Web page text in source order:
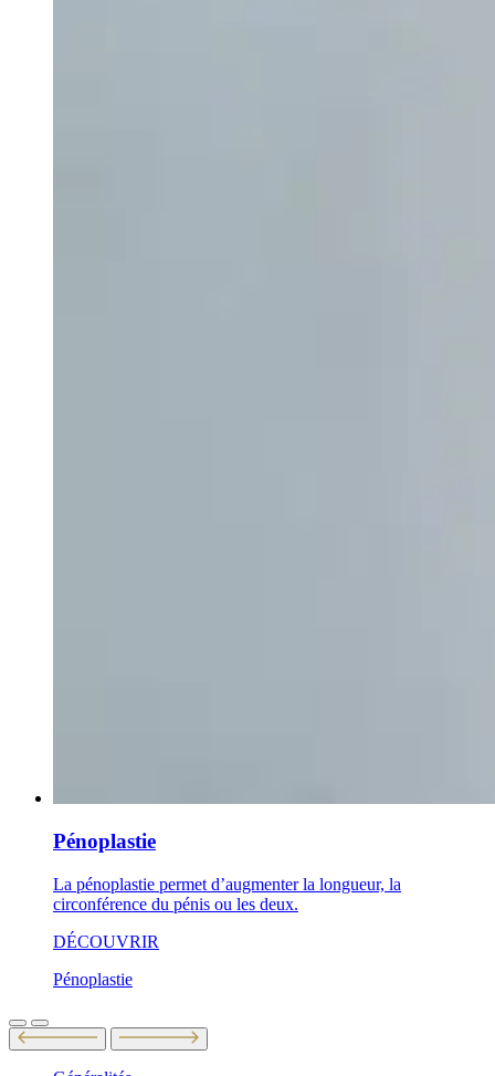
Pénoplastie
La pénoplastie permet d’augmenter la longueur, la
circonférence du pénis ou les deux.
DÉCOUVRIR
Pénoplastie